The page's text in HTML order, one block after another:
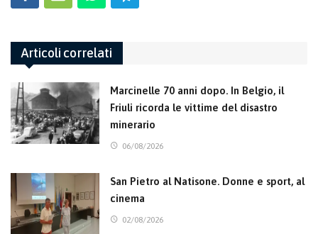
Articoli correlati
Marcinelle 70 anni dopo. In Belgio, il
Friuli ricorda le vittime del disastro
minerario
06/08/2026
San Pietro al Natisone. Donne e sport, al
cinema
02/08/2026